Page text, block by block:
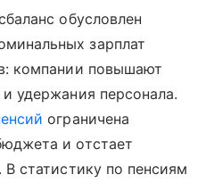
обусловлен
зарплат
компании повышают
удержания персонала.
ограничена
и отстает
статистику по пенсиям